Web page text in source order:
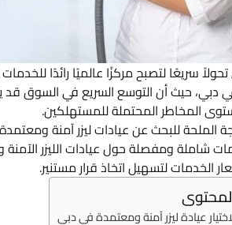
سريعًا لتصبح مركزًا عالميًا رائدًا للخدمات
دبي، حيث أن التوسع السريع في السوق قد
المخاطر المحتملة للمستهلكين.
الملحة للبحث عن عيادات ليزر آمنة
شاملة ومفصلة حول عيادات الليزر
الخدمات لتسهيل اتخاذ قرار مستنير.
عيادة ليزر آمنة ومعتمدة في دبي